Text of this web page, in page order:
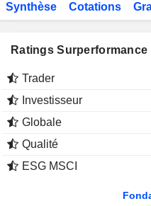
Synthèse Cotations
Ratings Surperformance
Trader
Investisseur
Globale
Qualité
ESG MSCI